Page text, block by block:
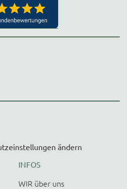
ändern
INFOS
WIR über uns